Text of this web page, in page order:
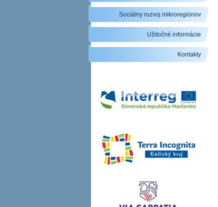
Sociálny rozvoj mikroregiónov
Užitočné informácie
Kontakty